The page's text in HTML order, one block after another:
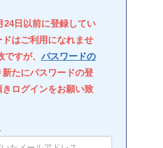
24日以前に登録してい
ドはご利用になれませ
ですが、 パスワードの
新たにパスワードの登
ログインをお願い致